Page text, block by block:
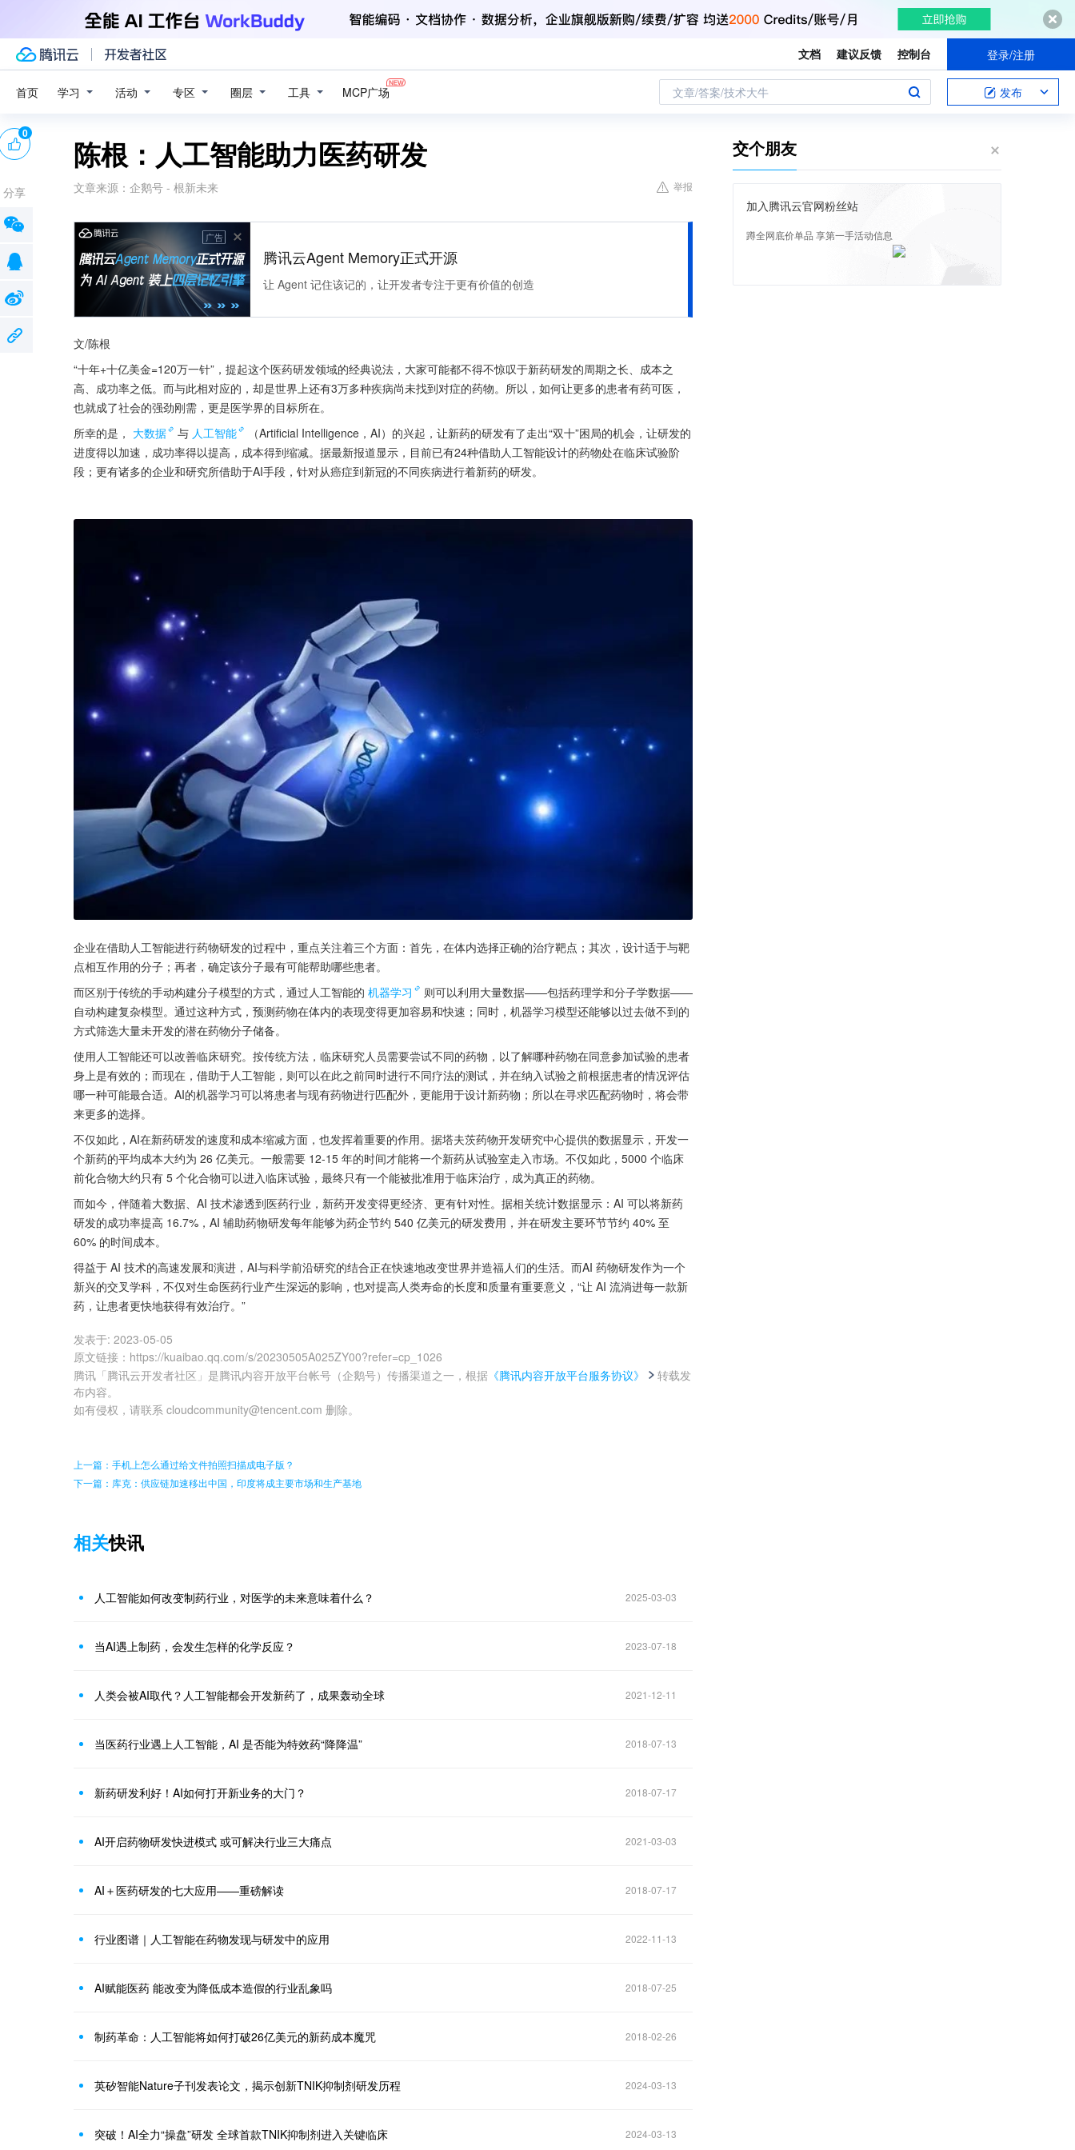
文档 建议反馈 控制台 登录/注册
首页 学习 活动 专区 圈层 工具 MCP广场 文章/答案/技术大牛 发布
陈根：人工智能助力医药研发
文章来源： 企鹅号 - 根新未来 举报
广告
腾讯云Agent Memory正式开源
让 Agent 记住该记的，让开发者专注于更有价值的创造
文/陈根
“十年+十亿美金=120万一针”，提起这个医药研发领域的经典说法，大家可能都不得不惊叹于新药研发的周期之长、成本之
高、成功率之低。而与此相对应的，却是世界上还有3万多种疾病尚未找到对症的药物。所以，如何让更多的患者有药可医，
也就成了社会的强劲刚需，更是医学界的目标所在。
所幸的是， 大数据 与 人工智能
（Artificial Intelligence，AI）的兴起，让新药的研发有了走出“双十”困局的机会，让研发的
进度得以加速，成功率得以提高，成本得到缩减。据最新报道显示，目前已有24种借助人工智能设计的药物处在临床试验阶
段；更有诸多的企业和研究所借助于AI手段，针对从癌症到新冠的不同疾病进行着新药的研发。
企业在借助人工智能进行药物研发的过程中，重点关注着三个方面：首先，在体内选择正确的治疗靶点；其次，设计适于与靶
点相互作用的分子；再者，确定该分子最有可能帮助哪些患者。
而区别于传统的手动构建分子模型的方式，通过人工智能的 机器学习
则可以利用大量数据——包括药理学和分子学数据——
自动构建复杂模型。通过这种方式，预测药物在体内的表现变得更加容易和快速；同时，机器学习模型还能够以过去做不到的
方式筛选大量未开发的潜在药物分子储备。
使用人工智能还可以改善临床研究。按传统方法，临床研究人员需要尝试不同的药物，以了解哪种药物在同意参加试验的患者
身上是有效的；而现在，借助于人工智能，则可以在此之前同时进行不同疗法的测试，并在纳入试验之前根据患者的情况评估
哪一种可能最合适。AI的机器学习可以将患者与现有药物进行匹配外，更能用于设计新药物；所以在寻求匹配药物时，将会带
来更多的选择。
不仅如此，AI在新药研发的速度和成本缩减方面，也发挥着重要的作用。据塔夫茨药物开发研究中心提供的数据显示，开发一
个新药的平均成本大约为 26 亿美元。一般需要 12-15 年的时间才能将一个新药从试验室走入市场。不仅如此，5000 个临床
前化合物大约只有 5 个化合物可以进入临床试验，最终只有一个能被批准用于临床治疗，成为真正的药物。
而如今，伴随着大数据、AI 技术渗透到医药行业，新药开发变得更经济、更有针对性。据相关统计数据显示：AI 可以将新药
研发的成功率提高 16.7%，AI 辅助药物研发每年能够为药企节约 540 亿美元的研发费用，并在研发主要环节节约 40% 至
60% 的时间成本。
得益于 AI 技术的高速发展和演进，AI与科学前沿研究的结合正在快速地改变世界并造福人们的生活。而AI 药物研发作为一个
新兴的交叉学科，不仅对生命医药行业产生深远的影响，也对提高人类寿命的长度和质量有重要意义，“让 AI 流淌进每一款新
药，让患者更快地获得有效治疗。”
发表于: 2023-05-05
原文链接 ： https://kuaibao.qq.com/s/20230505A025ZY00?refer=cp_1026
腾讯「腾讯云开发者社区」是腾讯内容开放平台帐号（企鹅号）传播渠道之一，根据 《腾讯内容开放平台服务协议》
转载发
布内容。
如有侵权，请联系 cloudcommunity@tencent.com 删除。
0
分享
上一篇：手机上怎么通过给文件拍照扫描成电子版？
下一篇：库克：供应链加速移出中国，印度将成主要市场和生产基地
相关快讯
人工智能如何改变制药行业，对医学的未来意味着什么？ 2025-03-03
当AI遇上制药，会发生怎样的化学反应？ 2023-07-18
人类会被AI取代？人工智能都会开发新药了，成果轰动全球 2021-12-11
当医药行业遇上人工智能，AI 是否能为特效药“降降温” 2018-07-13
新药研发利好！AI如何打开新业务的大门？ 2018-07-17
AI开启药物研发快进模式 或可解决行业三大痛点 2021-03-03
AI＋医药研发的七大应用——重磅解读 2018-07-17
行业图谱｜人工智能在药物发现与研发中的应用 2022-11-13
AI赋能医药 能改变为降低成本造假的行业乱象吗 2018-07-25
制药革命：人工智能将如何打破26亿美元的新药成本魔咒 2018-02-26
英矽智能Nature子刊发表论文，揭示创新TNIK抑制剂研发历程 2024-03-13
突破！AI全力“操盘”研发 全球首款TNIK抑制剂进入关键临床 2024-03-13
交个朋友
加入腾讯云官网粉丝站
蹲全网底价单品 享第一手活动信息